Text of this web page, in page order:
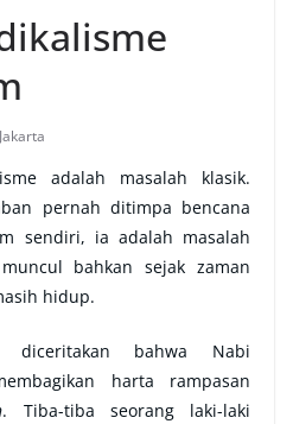
adalah masalah klasik.
pernah ditimpa bencana
sendiri, ia adalah masalah
bahkan sejak zaman
hidup.
diceritakan bahwa Nabi
harta rampasan
. Tiba-tiba seorang laki-laki